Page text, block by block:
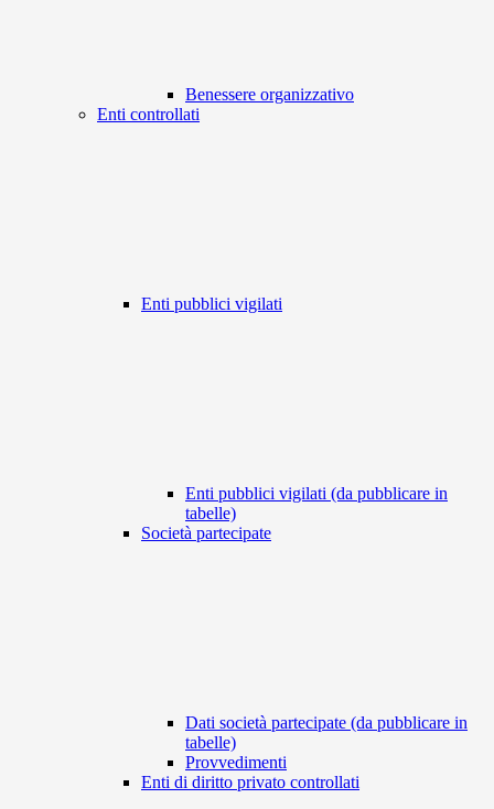
Benessere organizzativo
Enti controllati
Enti pubblici vigilati
Enti pubblici vigilati (da pubblicare in
tabelle)
Società partecipate
Dati società partecipate (da pubblicare in
tabelle)
Provvedimenti
Enti di diritto privato controllati